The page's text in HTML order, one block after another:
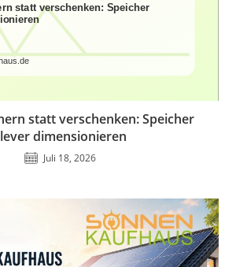
statt verschenken: Speicher
dimensionieren
Juli 18, 2026